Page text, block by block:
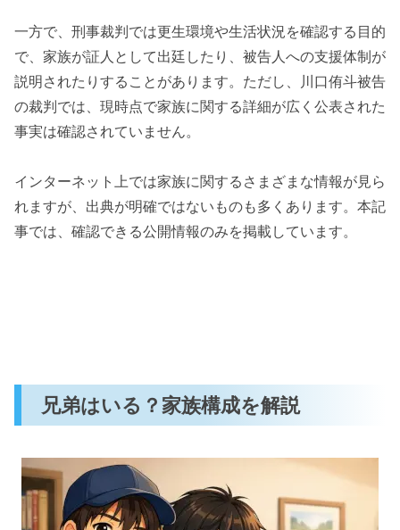
一方で、刑事裁判では更生環境や生活状況を確認する目的
で、家族が証人として出廷したり、被告人への支援体制が
説明されたりすることがあります。ただし、川口侑斗被告
の裁判では、現時点で家族に関する詳細が広く公表された
事実は確認されていません。
インターネット上では家族に関するさまざまな情報が見ら
れますが、出典が明確ではないものも多くあります。本記
事では、確認できる公開情報のみを掲載しています。
兄弟はいる？家族構成を解説